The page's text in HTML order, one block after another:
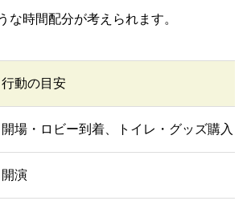
な時間配分が考えられます。
行動の目安
開場・ロビー到着、トイレ・グッズ購入
開演